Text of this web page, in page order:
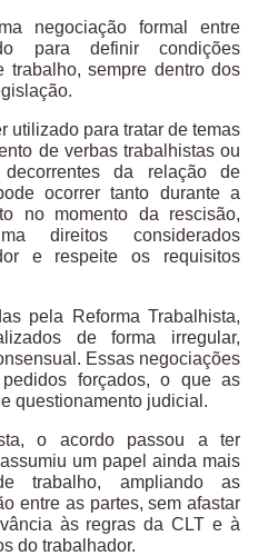
negociação formal entre
para definir condições
trabalho, sempre dentro dos
utilizado para tratar de temas
de verbas trabalhistas ou
da relação de
ocorrer tanto durante a
no momento da rescisão,
direitos considerados
e respeite os requisitos
pela Reforma Trabalhista,
de forma irregular,
Essas negociações
pedidos forçados, o que as
questionamento judicial.
o acordo passou a ter
um papel ainda mais
trabalho, ampliando as
entre as partes, sem afastar
às regras da CLT e à
do trabalhador.